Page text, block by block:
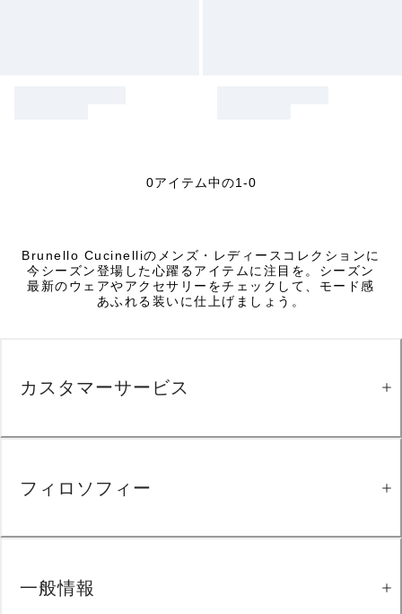
0アイテム中の1-0
Brunello Cucinelliのメンズ・レディースコレクションに
今シーズン登場した心躍るアイテムに注目を。シーズン
最新のウェアやアクセサリーをチェックして、モード感
あふれる装いに仕上げましょう。
カスタマーサービス
フィロソフィー
一般情報